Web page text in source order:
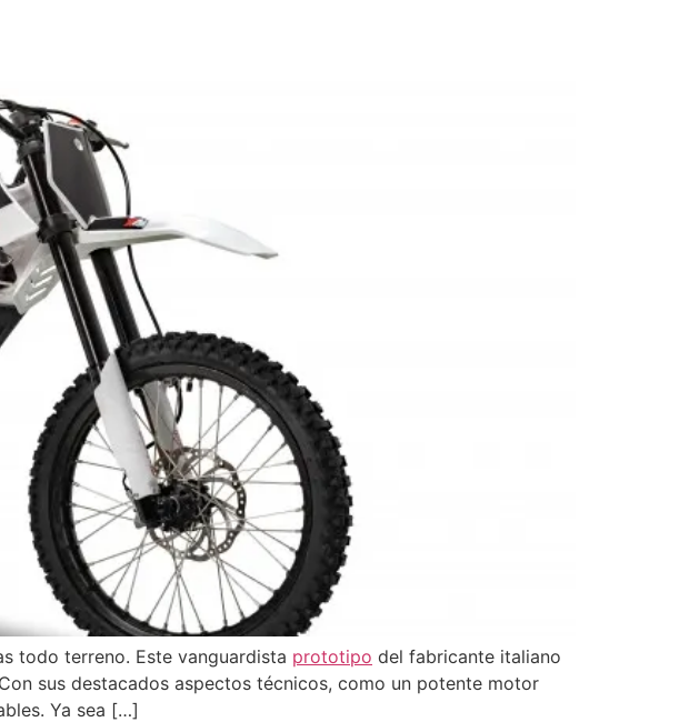
todo terreno. Este vanguardista prototipo del fabricante italiano
sus destacados aspectos técnicos, como un potente motor
Ya sea […]